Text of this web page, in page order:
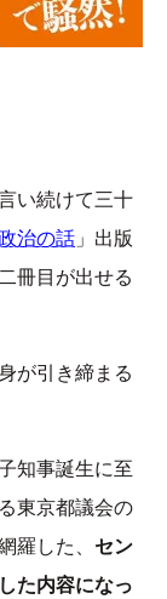
い続けて三十
治の話 」出版
冊目が出せる
が引き締まる
知事誕生に至
東京都議会の
羅した、 セン
た内容になっ